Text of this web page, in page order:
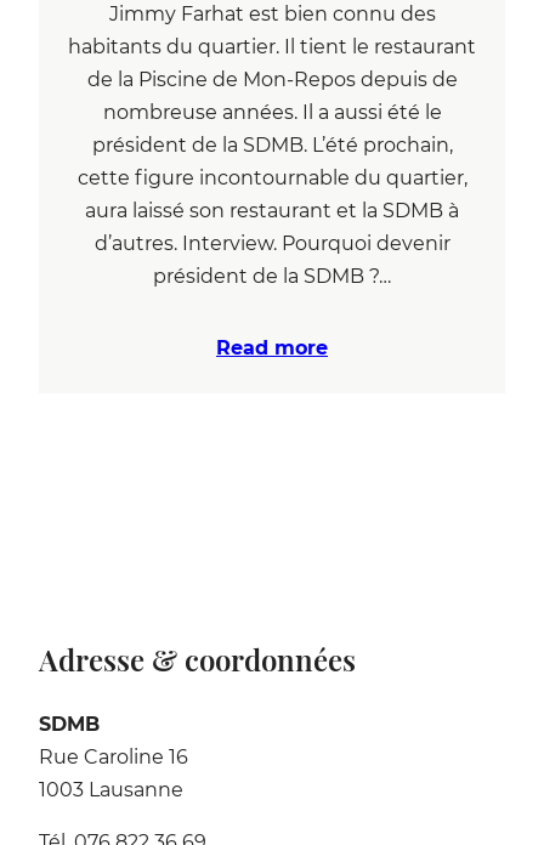
Jimmy Farhat est bien connu des
habitants du quartier. Il tient le restaurant
de la Piscine de Mon-Repos depuis de
nombreuse années. Il a aussi été le
président de la SDMB. L’été prochain,
cette figure incontournable du quartier,
aura laissé son restaurant et la SDMB à
d’autres. Interview. Pourquoi devenir
président de la SDMB ?…
Read more
Adresse & coordonnées
SDMB
Rue Caroline 16
1003 Lausanne